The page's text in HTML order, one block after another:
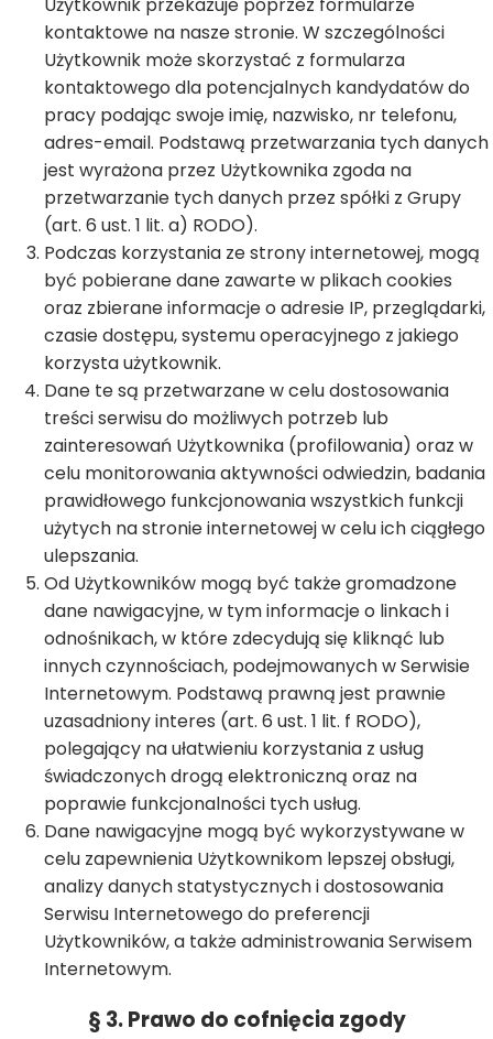
kontaktowe na nasze stronie. W szczególności
Użytkownik może skorzystać z formularza
kontaktowego dla potencjalnych kandydatów do
pracy podając swoje imię, nazwisko, nr telefonu,
adres-email. Podstawą przetwarzania tych danych
jest wyrażona przez Użytkownika zgoda na
przetwarzanie tych danych przez spółki z Grupy
(art. 6 ust. 1 lit. a) RODO).
Podczas korzystania ze strony internetowej, mogą
być pobierane dane zawarte w plikach cookies
oraz zbierane informacje o adresie IP, przeglądarki,
czasie dostępu, systemu operacyjnego z jakiego
korzysta użytkownik.
Dane te są przetwarzane w celu dostosowania
treści serwisu do możliwych potrzeb lub
zainteresowań Użytkownika (profilowania) oraz w
celu monitorowania aktywności odwiedzin, badania
prawidłowego funkcjonowania wszystkich funkcji
użytych na stronie internetowej w celu ich ciągłego
ulepszania.
Od Użytkowników mogą być także gromadzone
dane nawigacyjne, w tym informacje o linkach i
odnośnikach, w które zdecydują się kliknąć lub
innych czynnościach, podejmowanych w Serwisie
Internetowym. Podstawą prawną jest prawnie
uzasadniony interes (art. 6 ust. 1 lit. f RODO),
polegający na ułatwieniu korzystania z usług
świadczonych drogą elektroniczną oraz na
poprawie funkcjonalności tych usług.
Dane nawigacyjne mogą być wykorzystywane w
celu zapewnienia Użytkownikom lepszej obsługi,
analizy danych statystycznych i dostosowania
Serwisu Internetowego do preferencji
Użytkowników, a także administrowania Serwisem
Internetowym.
§ 3. Prawo do cofnięcia zgody